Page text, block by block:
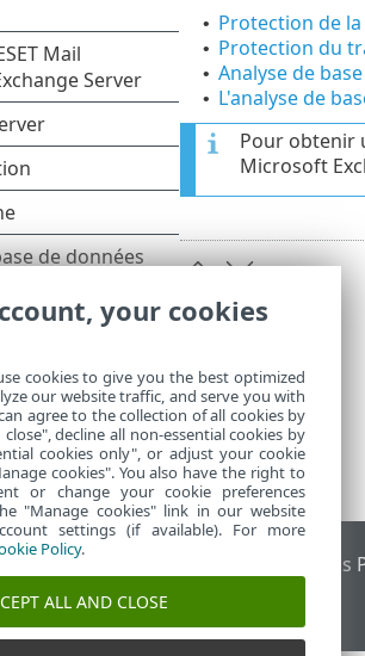
• Protection de
• Protection du
• Analyse de
• L'analyse de
Pour obtenir
Microsoft
ESET ESET
your cookies
cookies to give you the best optimized
our website traffic, and serve you with
agree to the collection of all cookies by
decline all non-essential cookies by
cookies only", or adjust your cookie
cookies". You also have the right to
or change your cookie preferences
"Manage cookies" link in our website
settings (if available). For more
Policy.
ALL AND CLOSE